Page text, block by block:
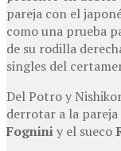
pareja con el
como una prueba
de su rodilla
singles del
Del Potro y
derrotar a la
Fogniniy el sueco